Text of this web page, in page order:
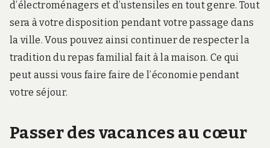
d’électroménagers et d’ustensiles en tout genre. Tout
sera à votre disposition pendant votre passage dans
la ville. Vous pouvez ainsi continuer de respecter la
tradition du repas familial fait à la maison. Ce qui
peut aussi vous faire faire de l’économie pendant
votre séjour.
Passer des vacances au cœur